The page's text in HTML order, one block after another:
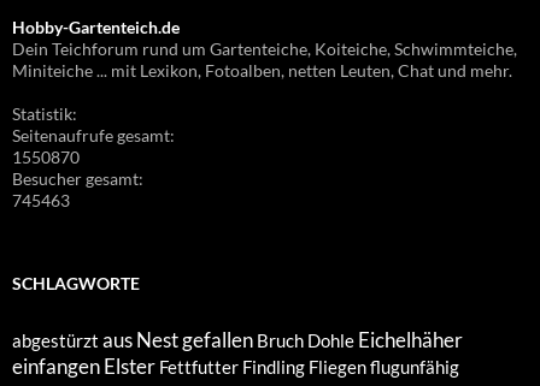
Hobby-Gartenteich.de
Dein Teichforum rund um Gartenteiche, Koiteiche, Schwimmteiche,
Miniteiche ... mit Lexikon, Fotoalben, netten Leuten, Chat und mehr.
Statistik:
Seitenaufrufe gesamt:
1550870
Besucher gesamt:
745463
SCHLAGWORTE
abgestürzt aus Nest gefallen Bruch Dohle Eichelhäher
einfangenElster Fettfutter Findling Fliegenflugunfähig